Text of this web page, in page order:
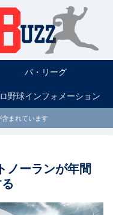
パ・リーグ
野球インフォメーション
まれています
ノーランが年間